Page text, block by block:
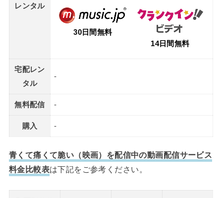
レンタル
30日間無料
14日間無料
宅配レン
タル
-
無料配信 -
購入 -
青くて痛くて脆い（映画）を配信中の動画配信サービス
料金比較表は下記をご参考ください。